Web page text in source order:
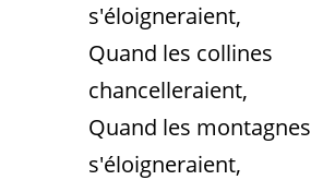
s'éloigneraient,
Quand les collines
chancelleraient,
Quand les montagnes
s'éloigneraient,